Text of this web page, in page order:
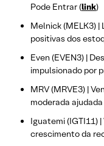
Pode Entrar (link)
Melnick (MELK3)
positivas dos
Even (EVEN3) |
impulsionado por
MRV (MRVE3) |
moderada
Iguatemi (IGTI11)
crescimento da